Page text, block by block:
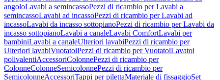
angoloLavabi a semincassoPezzi di ricambio per Lavabi a
semincassoLavabi ad incassoPezzi di ricambio per Lavabi ad
incassoLavabi da incasso sottopianoPezzi di ricambio per Lavabi da
incasso sottopianoLavabi a canaleLavabi ComfortLavabi per
bambiniLavabi a canaleUlteriori lavabiPezzi di ricambio per
Ulteriori lavabiVuotatoiPezzi di ricambio per VuotatoiLavatoi
polivalentiAccessoriColonnePezzi di ricambio per
ColonneColonneSemicolonnePezzi di ricambio per
SemicolonneAccessoriTappi per pilettaMateriale di fissaggioSet